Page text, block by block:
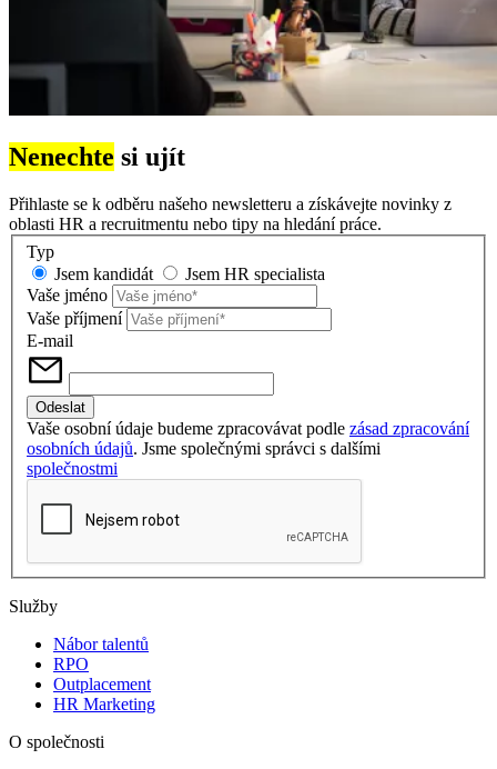
Nenechte si ujít
Přihlaste se k odběru našeho newsletteru a získávejte novinky z
oblasti HR a recruitmentu nebo tipy na hledání práce.
Typ
Jsem kandidát
Jsem HR specialista
Vaše jméno
Vaše příjmení
E-mail
Vaše osobní údaje budeme zpracovávat podle zásad zpracování
osobních údajů
. Jsme společnými správci s dalšími
společnostmi
Služby
Nábor talentů
RPO
Outplacement
HR Marketing
O společnosti